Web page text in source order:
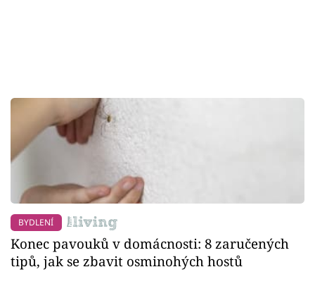
BYDLENÍ
Konec pavouků v domácnosti: 8 zaručených
tipů, jak se zbavit osminohých hostů